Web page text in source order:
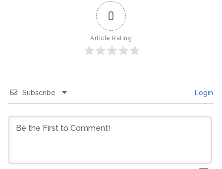
0
Article Rating
Subscribe Login